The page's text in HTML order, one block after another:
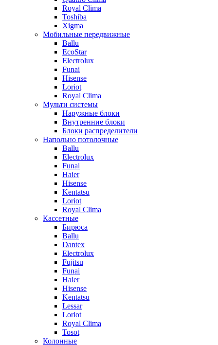
Royal Clima
Toshiba
Xigma
Мобильные передвижные
Ballu
EcoStar
Electrolux
Funai
Hisense
Loriot
Royal Clima
Мульти системы
Наружные блоки
Внутренние блоки
Блоки распределители
Напольно потолочные
Ballu
Electrolux
Funai
Haier
Hisense
Kentatsu
Loriot
Royal Clima
Кассетные
Бирюса
Ballu
Dantex
Electrolux
Fujitsu
Funai
Haier
Hisense
Kentatsu
Lessar
Loriot
Royal Clima
Tosot
Колонные